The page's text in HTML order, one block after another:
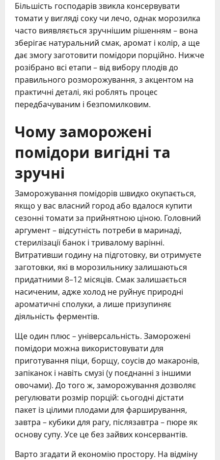
Більшість господарів звикла консервувати
томати у вигляді соку чи лечо, однак морозилка
часто виявляється зручнішим рішенням – вона
зберігає натуральний смак, аромат і колір, а ще
дає змогу заготовити помідори порційно. Нижче
розібрано всі етапи – від вибору плодів до
правильного розморожування, з акцентом на
практичні деталі, які роблять процес
передбачуваним і безпомилковим.
Чому заморожені
помідори вигідні та
зручні
Заморожування помідорів швидко окупається,
якщо у вас власний город або вдалося купити
сезонні томати за прийнятною ціною. Головний
аргумент – відсутність потреби в маринаді,
стерилізації банок і тривалому варінні.
Витративши годину на підготовку, ви отримуєте
заготовки, які в морозильнику залишаються
придатними 8–12 місяців. Смак залишається
насиченим, адже холод не руйнує природні
ароматичні сполуки, а лише призупиняє
діяльність ферментів.
Ще один плюс – універсальність. Заморожені
помідори можна використовувати для
приготування піци, борщу, соусів до макаронів,
запіканок і навіть смузі (у поєднанні з іншими
овочами). До того ж, заморожування дозволяє
регулювати розмір порцій: сьогодні дістати
пакет із цілими плодами для фарширування,
завтра – кубики для рагу, післязавтра – пюре як
основу супу. Усе це без зайвих консервантів.
Варто згадати й економію простору. На відміну